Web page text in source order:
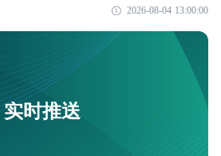
2026-08-04 13:00:00
实时推送